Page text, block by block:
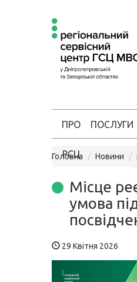
ПРО
РСЦ
ПОСЛУГИ
Головна Новини
Місце
умова
29 Квітня 2026